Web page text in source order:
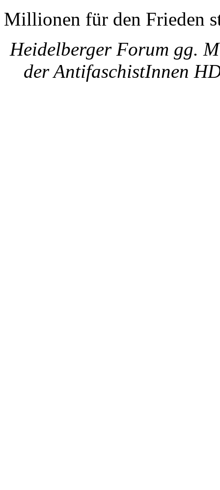
Millionen für den Frieden
Heidelberger Forum gg.
der AntifaschistInnen